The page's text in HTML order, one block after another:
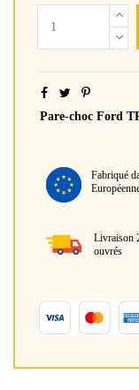
Pare-choc Ford
Fabriqué
Livraison
ouvrés